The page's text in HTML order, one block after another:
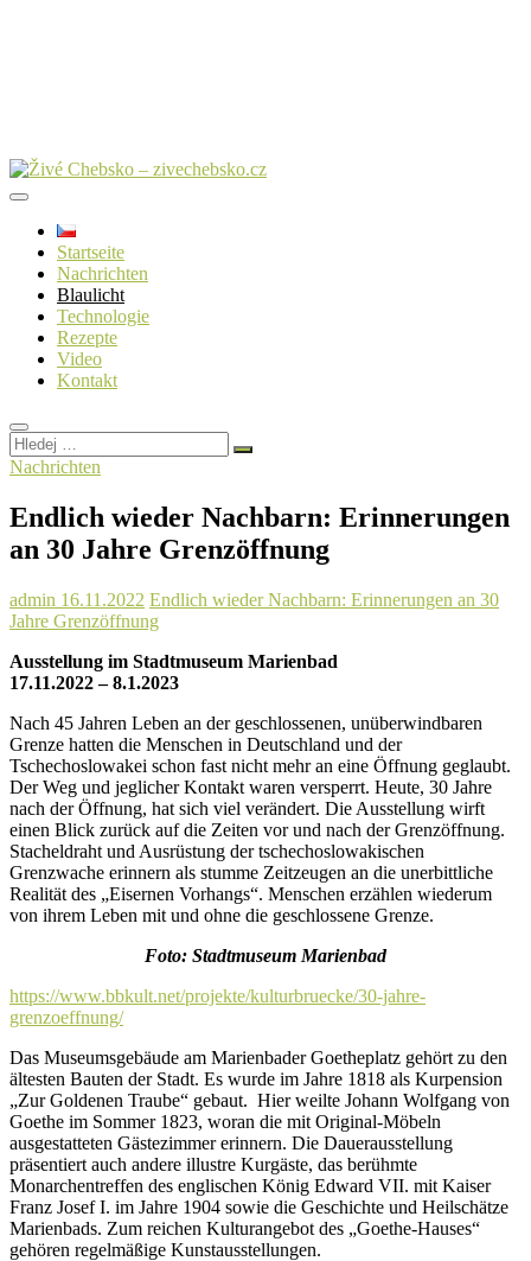
Startseite
Nachrichten
Blaulicht
Technologie
Rezepte
Video
Kontakt
Hledej
…
Nachrichten
Endlich wieder Nachbarn: Erinnerungen
an 30 Jahre Grenzöffnung
admin 16.11.2022 Endlich wieder Nachbarn: Erinnerungen an 30
Jahre Grenzöffnung
Ausstellung im Stadtmuseum Marienbad
17.11.2022 – 8.1.2023
Nach 45 Jahren Leben an der geschlossenen, unüberwindbaren
Grenze hatten die Menschen in Deutschland und der
Tschechoslowakei schon fast nicht mehr an eine Öffnung geglaubt.
Der Weg und jeglicher Kontakt waren versperrt. Heute, 30 Jahre
nach der Öffnung, hat sich viel verändert. Die Ausstellung wirft
einen Blick zurück auf die Zeiten vor und nach der Grenzöffnung.
Stacheldraht und Ausrüstung der tschechoslowakischen
Grenzwache erinnern als stumme Zeitzeugen an die unerbittliche
Realität des „Eisernen Vorhangs“. Menschen erzählen wiederum
von ihrem Leben mit und ohne die geschlossene Grenze.
Foto: Stadtmuseum Marienbad
https://www.bbkult.net/projekte/kulturbruecke/30-jahre-
grenzoeffnung/
Das Museumsgebäude am Marienbader Goetheplatz gehört zu den
ältesten Bauten der Stadt. Es wurde im Jahre 1818 als Kurpension
„Zur Goldenen Traube“ gebaut. Hier weilte Johann Wolfgang von
Goethe im Sommer 1823, woran die mit Original-Möbeln
ausgestatteten Gästezimmer erinnern. Die Dauerausstellung
präsentiert auch andere illustre Kurgäste, das berühmte
Monarchentreffen des englischen König Edward VII. mit Kaiser
Franz Josef I. im Jahre 1904 sowie die Geschichte und Heilschätze
Marienbads. Zum reichen Kulturangebot des „Goethe-Hauses“
gehören regelmäßige Kunstausstellungen.